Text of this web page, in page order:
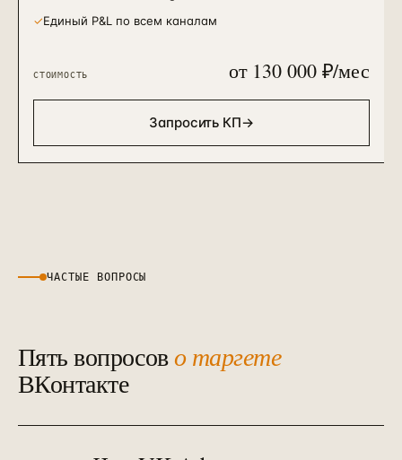
✓Единый P&L по всем каналам
СТОИМОСТЬ от 130 000 ₽/мес
Запросить КП→
ЧАСТЫЕ ВОПРОСЫ
Пять вопросово таргете
ВКонтакте